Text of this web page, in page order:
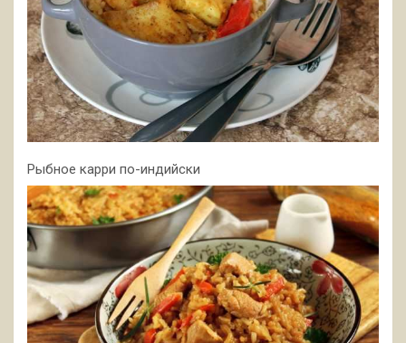
Рыбное карри по-индийски